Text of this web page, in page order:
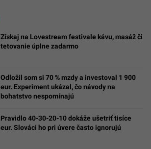
Získaj na Lovestream festivale kávu, masáž či
tetovanie úplne zadarmo
Odložil som si 70 % mzdy a investoval 1 900
eur. Experiment ukázal, čo návody na
bohatstvo nespomínajú
Pravidlo 40-30-20-10 dokáže ušetriť tisíce
eur. Slováci ho pri úvere často ignorujú